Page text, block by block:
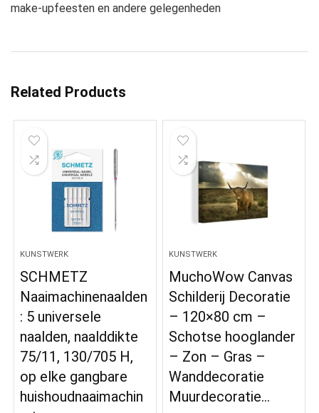
make-upfeesten en andere gelegenheden
Related Products
KUNSTWERK
SCHMETZ
Naaimachinenaalden
: 5 universele
naalden, naalddikte
75/11, 130/705 H,
op elke gangbare
huishoudnaaimachin
KUNSTWERK
MuchoWow Canvas
Schilderij Decoratie
– 120×80 cm –
Schotse hooglander
– Zon – Gras –
Wanddecoratie
Muurdecoratie…